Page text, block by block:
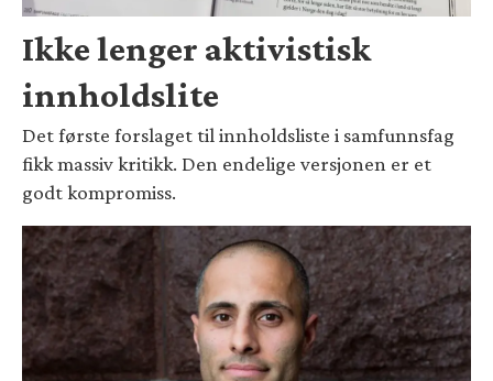
Ikke lenger aktivistisk
innholdslite
Det første forslaget til innholdsliste i samfunnsfag
fikk massiv kritikk. Den endelige versjonen er et
godt kompromiss.